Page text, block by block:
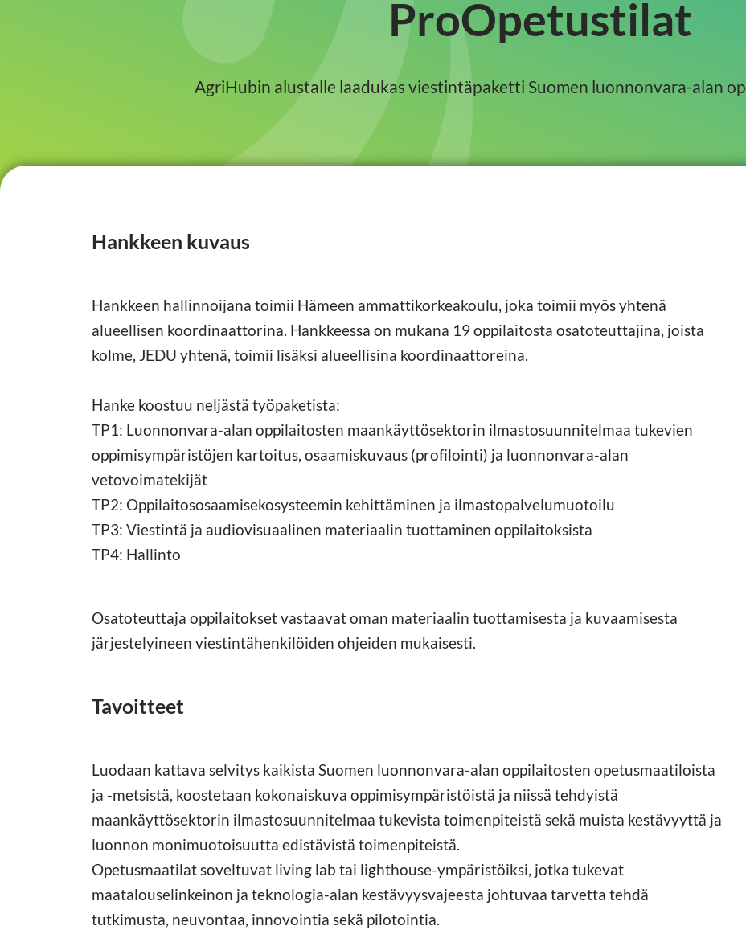
ProOpetustilat
AgriHubin alustalle laadukas viestintäpaketti Suomen luonnonvara-alan
Hankkeen kuvaus
Hankkeen hallinnoijana toimii Hämeen ammattikorkeakoulu, joka toimii myös yhtenä
alueellisen koordinaattorina. Hankkeessa on mukana 19 oppilaitosta osatoteuttajina, joista
kolme, JEDU yhtenä, toimii lisäksi alueellisina koordinaattoreina.
Hanke koostuu neljästä työpaketista:
TP1: Luonnonvara-alan oppilaitosten maankäyttösektorin ilmastosuunnitelmaa tukevien
oppimisympäristöjen kartoitus, osaamiskuvaus (profilointi) ja luonnonvara-alan
vetovoimatekijät
TP2: Oppilaitososaamisekosysteemin kehittäminen ja ilmastopalvelumuotoilu
TP3: Viestintä ja audiovisuaalinen materiaalin tuottaminen oppilaitoksista
TP4: Hallinto
Osatoteuttaja oppilaitokset vastaavat oman materiaalin tuottamisesta ja kuvaamisesta
järjestelyineen viestintähenkilöiden ohjeiden mukaisesti.
Tavoitteet
Luodaan kattava selvitys kaikista Suomen luonnonvara-alan oppilaitosten opetusmaatiloista
ja -metsistä, koostetaan kokonaiskuva oppimisympäristöistä ja niissä tehdyistä
maankäyttösektorin ilmastosuunnitelmaa tukevista toimenpiteistä sekä muista kestävyyttä ja
luonnon monimuotoisuutta edistävistä toimenpiteistä.
Opetusmaatilat soveltuvat living lab tai lighthouse-ympäristöiksi, jotka tukevat
maatalouselinkeinon ja teknologia-alan kestävyysvajeesta johtuvaa tarvetta tehdä
tutkimusta, neuvontaa, innovointia sekä pilotointia.